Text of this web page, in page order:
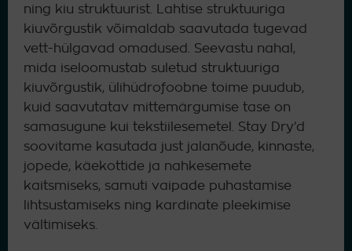
ning kiu struktuurist. Lahtise struktuuriga
kiuvõrgustik võimaldab saavutada tugevad
vett-hülgavad omadused. Seevastu nahal,
mida iseloomustab suletud struktuuriga
kiuvõrgustik, ülihüdrofoobne toime puudub,
kuid saavutatav mittemärgumise tase on
samasugune kui tekstiilesemetel. Stay Dry’d
soovitame kasutada just jalanõude, kinnaste,
jopede, käekottide ja nahkesemete
kaitsmiseks, samuti vaipade puhastamise
lihtsustamiseks ning kardinate pleekimise
vältimiseks.